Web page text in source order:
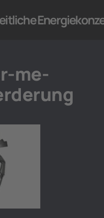
me-